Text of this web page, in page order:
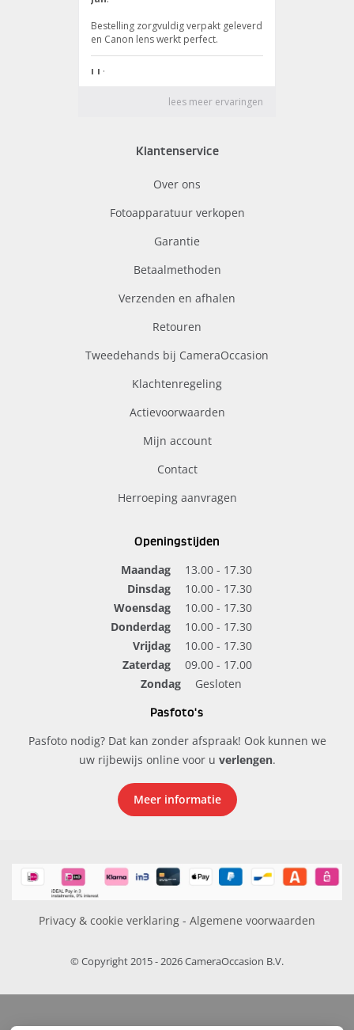
Klantenservice
Over ons
Fotoapparatuur verkopen
Garantie
Betaalmethoden
Verzenden en afhalen
Retouren
Tweedehands bij CameraOccasion
Klachtenregeling
Actievoorwaarden
Mijn account
Contact
Herroeping aanvragen
Openingstijden
Maandag
13.00 - 17.30
Dinsdag
10.00 - 17.30
Woensdag
10.00 - 17.30
Donderdag
10.00 - 17.30
Vrijdag
10.00 - 17.30
Zaterdag
09.00 - 17.00
Zondag
Gesloten
Pasfoto's
Pasfoto nodig? Dat kan zonder afspraak! Ook kunnen we
uw rijbewijs online voor u verlengen.
Meer informatie
Privacy & cookie verklaring - Algemene voorwaarden
© Copyright 2015 - 2026 CameraOccasion B.V.